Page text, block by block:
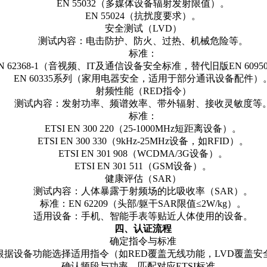
EN 55032（多媒体设备辐射发射限值）。
EN 55024（抗扰度要求）。
安全测试（LVD）
测试内容：电击防护、防火、过热、机械危险等。
标准：
62368-1（音视频、IT及通信设备安全标准，替代旧版EN
EN 60335系列（家用电器安全，适用于部分通讯设备配件）。
射频性能（RED指令）
测试内容：发射功率、频谱效率、带外辐射、接收灵敏度等。
标准：
ETSI EN 300 220（25-1000MHz短距离设备）。
ETSI EN 300 330（9kHz-25MHz设备，如RFID）。
ETSI EN 301 908（WCDMA/3G设备）。
ETSI EN 301 511（GSM设备）。
健康评估（SAR）
测试内容：人体暴露于射频场的比吸收率（SAR）。
标准：EN 62209（头部/躯干SAR限值≤2W/kg）。
适用设备：手机、智能手表等贴近人体使用的设备。
四、认证流程
确定指令与标准
据设备功能选择适用指令（如RED覆盖无线功能，LVD覆盖安